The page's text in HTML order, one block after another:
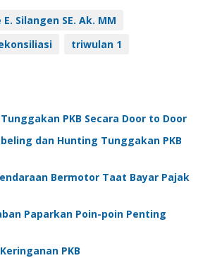
Silangen SE. Ak. MM
triwulan 1
PKB Secara Door to Door
dan Hunting Tunggakan PKB
Bermotor Taat Bayar Pajak
Paparkan Poin-poin Penting
PKB